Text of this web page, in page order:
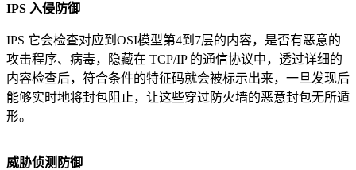
IPS 入侵防御
IPS 它会检查对应到OSI模型第4到7层的内容，是否有恶意的
攻击程序、病毒，隐藏在 TCP/IP 的通信协议中，透过详细的
内容检查后，符合条件的特征码就会被标示出来，一旦发现后
能够实时地将封包阻止，让这些穿过防火墙的恶意封包无所遁
形。
威胁侦测防御